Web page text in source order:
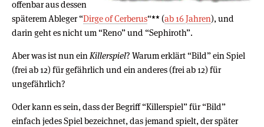
offenbar aus dessen
späterem Ableger “Dirge of Cerberus“** (ab 16 Jahren), und
darin geht es nicht um “Reno” und “Sephiroth”.
Aber was ist nun ein Killerspiel? Warum erklärt “Bild” ein Spiel
(frei ab 12) für gefährlich und ein anderes (frei ab 12) für
ungefährlich?
Oder kann es sein, dass der Begriff “Killerspiel” für “Bild”
einfach jedes Spiel bezeichnet, das jemand spielt, der später